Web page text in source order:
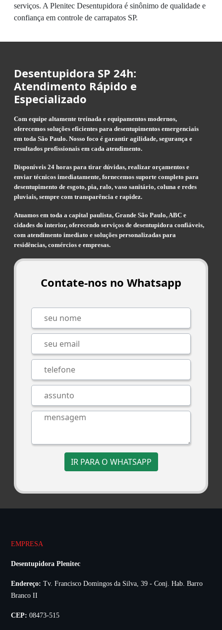
serviços. A Plenitec Desentupidora é sinônimo de qualidade e
confiança em controle de carrapatos SP.
Desentupidora SP 24h:
Atendimento Rápido e
Especializado
Com equipe altamente treinada e equipamentos modernos,
oferecemos soluções eficientes para desentupimentos emergenciais
em toda São Paulo. Nosso foco é garantir agilidade, segurança e
resultados profissionais em cada atendimento.
Disponíveis 24 horas para tirar dúvidas, realizar orçamentos e
enviar técnicos imediatamente, fornecemos suporte completo para
desentupimento de esgoto, pia, ralo, vaso sanitário, coluna e redes
pluviais, sempre com transparência e rapidez.
Atuamos em toda a capital paulista, Grande São Paulo, ABC e
cidades do interior, oferecendo serviços de desentupidora confiáveis,
com atendimento imediato e soluções personalizadas para
residências, comércios e empresas.
Contate-nos no Whatsapp
IR PARA O WHATSAPP
EMPRESA
Desentupidora Plenitec
Endereço: Tv. Francisco Domingos da Silva, 39 - Conj. Hab. Barro
Branco II
CEP: 08473-515